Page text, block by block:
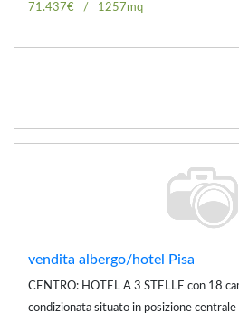
71.437€ 1257mq
vendita albergo/hotel Pisa
CENTRO: HOTEL A 3 STELLE con 18
condizionata situato in posizione centrale